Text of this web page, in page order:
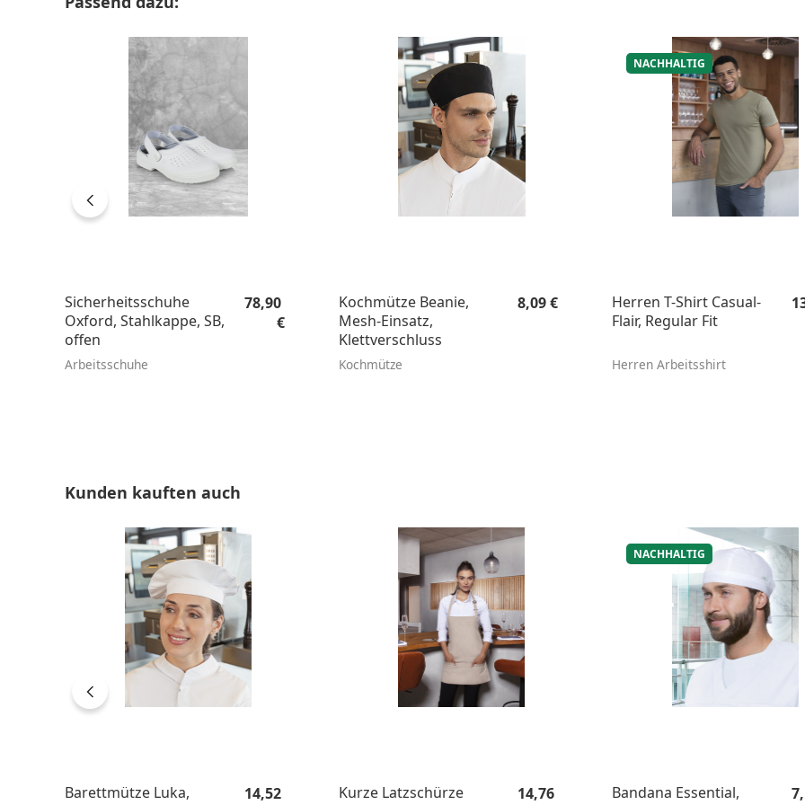
Sicherheitsschuhe
Oxford, Stahlkappe, SB,
offen
Arbeitsschuhe
Regulärer Preis:
78,90
€
Kochmütze Beanie,
Mesh-Einsatz,
Klettverschluss
Kochmütze
Regulärer Preis:
8,09 €
NACHHALTIG
Herren T-Shirt Casual-
Flair, Regular Fit
Herren Arbeitsshirt
Produktgalerie überspringen
Kunden kauften auch
Barettmütze Luka,
Regulärer Preis:
14,52
Kurze Latzschürze
Regulärer Preis:
14,76
NACHHALTIG
Bandana Essential,